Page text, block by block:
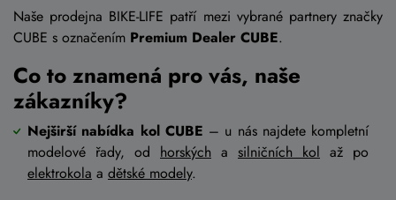
Naše prodejna BIKE-LIFE patří mezi vybrané partnery značky
CUBE s označením Premium Dealer CUBE.
Co to znamená pro vás, naše
zákazníky?
Nejširší nabídka kol CUBE – u nás najdete kompletní
modelové řady, od horských a silničních kol až po
elektrokola a dětské modely.